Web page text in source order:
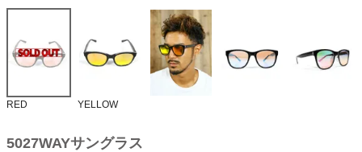
RED YELLOW
5027WAYサングラス